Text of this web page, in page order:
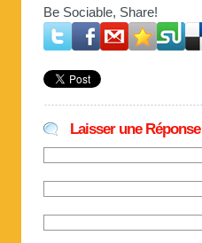
Be Sociable, Share!
Laisser une Réponse